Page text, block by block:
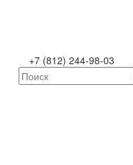
+7 (812) 244-98-03